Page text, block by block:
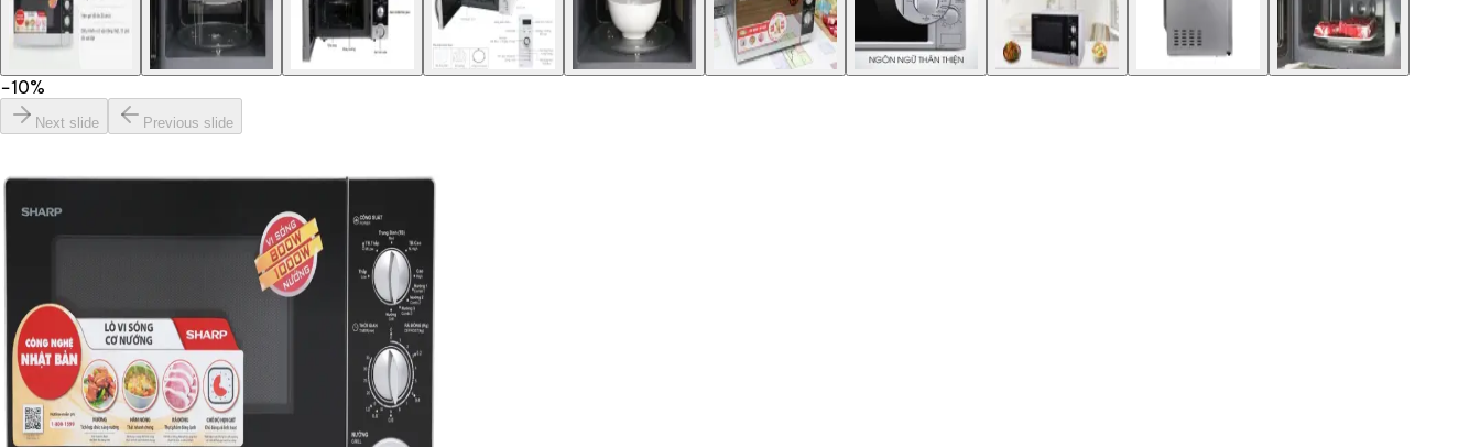
−10%
Next slide Previous slide